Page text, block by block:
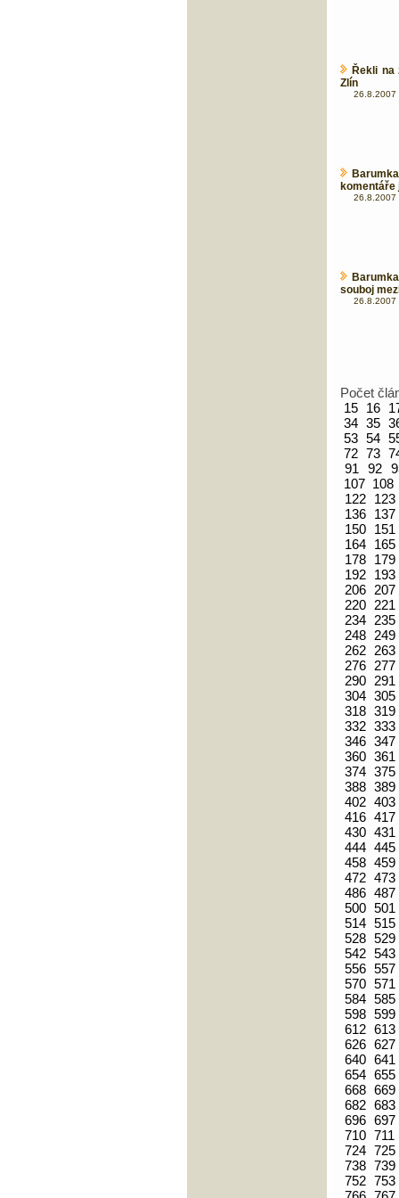
Řekli
Zlín
26.8.2007
komentáře
26.8.2007
souboj
26.8.2007
Počet
15 16
34 35
53 54
72 73
91
92
107 108
122
123
136
137
150
151
164
165
178
179
192
193
206 207
220
221
234
235
248
249
262
263
276
277
290
291
304 305
318 319
332 333
346 347
360 361
374 375
388 389
402 403
416 417
430 431
444 445
458 459
472 473
486 487
500 501
514 515
528 529
542 543
556 557
570 571
584 585
598 599
612 613
626 627
640 641
654 655
668 669
682 683
696 697
710 711
724 725
738 739
752 753